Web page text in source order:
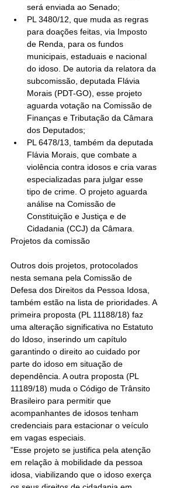
será enviada ao Senado;
PL 3480/12, que muda as regras
para doações feitas, via Imposto
de Renda, para os fundos
municipais, estaduais e nacional
do idoso. De autoria da relatora da
subcomissão, deputada Flávia
Morais (PDT-GO), esse projeto
aguarda votação na Comissão de
Finanças e Tributação da Câmara
dos Deputados;
PL 6478/13, também da deputada
Flávia Morais, que combate a
violência contra idosos e cria varas
especializadas para julgar esse
tipo de crime. O projeto aguarda
análise na Comissão de
Constituição e Justiça e de
Cidadania (CCJ) da Câmara.
Projetos da comissão
Outros dois projetos, protocolados
nesta semana pela Comissão de
Defesa dos Direitos da Pessoa Idosa,
também estão na lista de prioridades. A
primeira proposta (PL 11188/18) faz
uma alteração significativa no Estatuto
do Idoso, inserindo um capítulo
garantindo o direito ao cuidado por
parte do idoso em situação de
dependência. A outra proposta (PL
11189/18) muda o Código de Trânsito
Brasileiro para permitir que
acompanhantes de idosos tenham
credenciais para estacionar o veículo
em vagas especiais.
"Esse projeto se justifica pela atenção
em relação à mobilidade da pessoa
idosa, viabilizando que o idoso exerça